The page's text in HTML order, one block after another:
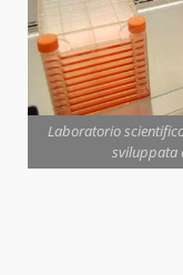
Laboratorio
sviluppata